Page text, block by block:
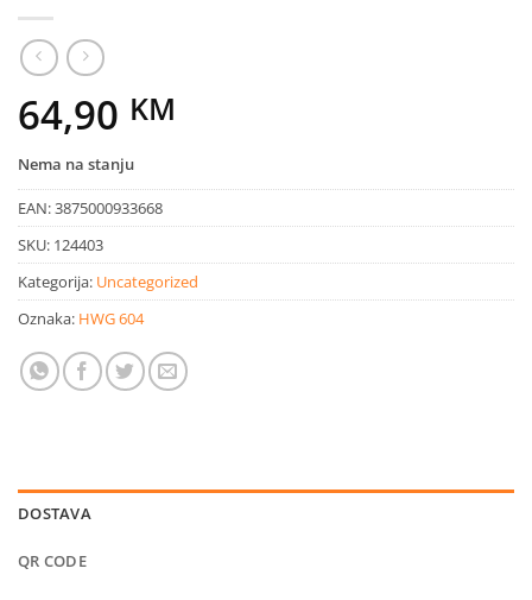
64,90 KM
Nema na stanju
EAN:3875000933668
SKU: 124403
Kategorija: Uncategorized
Oznaka: HWG 604
DOSTAVA
QR CODE